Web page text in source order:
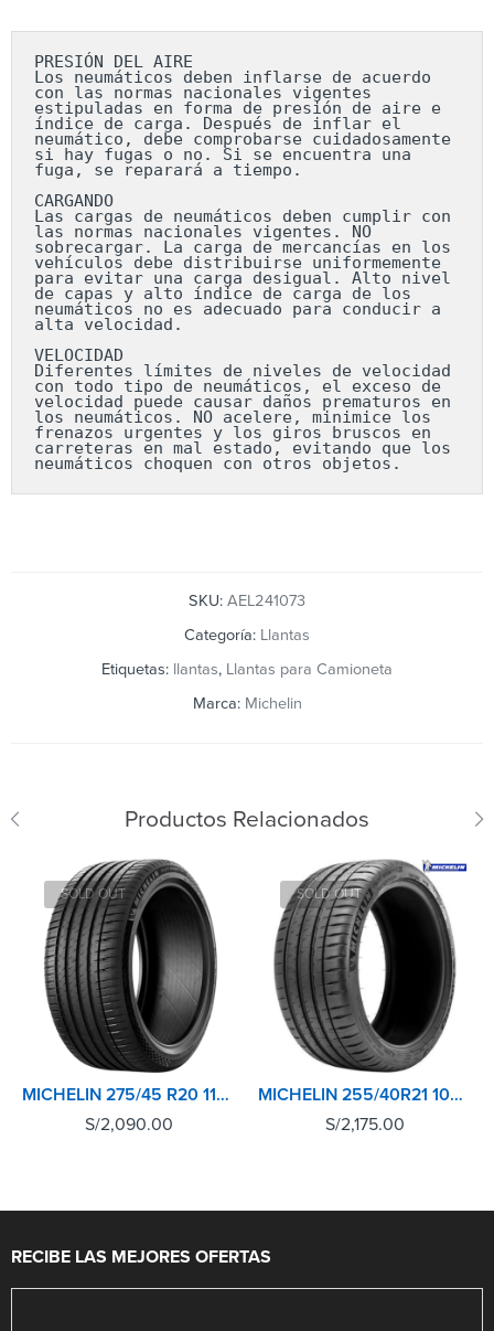
PRESIÓN DEL AIRE
Los neumáticos deben inflarse de acuerdo
con las normas nacionales vigentes
estipuladas en forma de presión de aire e
índice de carga. Después de inflar el
neumático, debe comprobarse cuidadosamente
si hay fugas o no. Si se encuentra una
fuga, se reparará a tiempo.
CARGANDO
Las cargas de neumáticos deben cumplir con
las normas nacionales vigentes. NO
sobrecargar. La carga de mercancías en los
vehículos debe distribuirse uniformemente
para evitar una carga desigual. Alto nivel
de capas y alto índice de carga de los
neumáticos no es adecuado para conducir a
alta velocidad.
VELOCIDAD
Diferentes límites de niveles de velocidad
con todo tipo de neumáticos, el exceso de
velocidad puede causar daños prematuros en
los neumáticos. NO acelere, minimice los
frenazos urgentes y los giros bruscos en
carreteras en mal estado, evitando que los
neumáticos choquen con otros objetos.
SKU: AEL241073
Categoría: Llantas
Etiquetas: llantas, Llantas para Camioneta
Marca: Michelin
Productos Relacionados
SOLD OUT
MICHELIN 275/45 R20 110Y XL TL PILOT SPORT 4 SUV
S/2,090.00
SOLD OUT
MICHELIN 255/40R21 102Y XL TL PILOT SPORT 4 SUV
S/2,175.00
RECIBE LAS MEJORES OFERTAS